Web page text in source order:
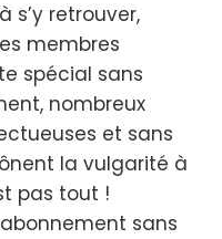
s’y retrouver,
membres
spécial sans
nombreux
et sans
la vulgarité à
pas tout !
sans